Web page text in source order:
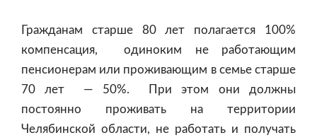
Гражданам старше 80 лет полагается 100%
компенсация, одиноким не работающим
пенсионерам или проживающим в семье старше
70 лет — 50%. При этом они должны
постоянно проживать на территории
Челябинской области, не работать и получать